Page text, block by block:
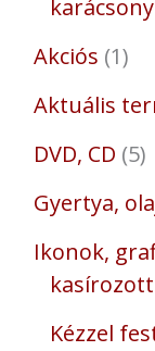
karácsony
Akciós 1
Aktuális
DVD, CD 5
Gyertya,
Ikonok,
kasírozott
Kézzel